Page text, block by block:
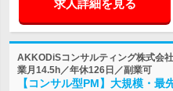
求人詳細を見る
AKKODiSコンサルティング株式会
業月14.5h／年休126日／副業可
【コンサル型PM】大規模・